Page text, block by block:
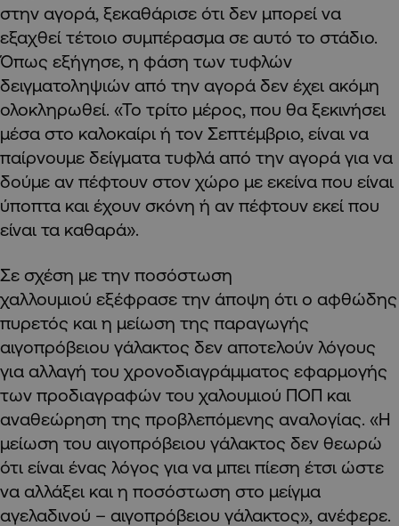
στην αγορά, ξεκαθάρισε ότι δεν μπορεί να
εξαχθεί τέτοιο συμπέρασμα σε αυτό το στάδιο.
Όπως εξήγησε, η φάση των τυφλών
δειγματοληψιών από την αγορά δεν έχει ακόμη
ολοκληρωθεί. «Το τρίτο μέρος, που θα ξεκινήσει
μέσα στο καλοκαίρι ή τον Σεπτέμβριο, είναι να
παίρνουμε δείγματα τυφλά από την αγορά για να
δούμε αν πέφτουν στον χώρο με εκείνα που είναι
ύποπτα και έχουν σκόνη ή αν πέφτουν εκεί που
είναι τα καθαρά».
Σε σχέση με την ποσόστωση
χαλλουμιού εξέφρασε την άποψη ότι ο αφθώδης
πυρετός και η μείωση της παραγωγής
αιγοπρόβειου γάλακτος δεν αποτελούν λόγους
για αλλαγή του χρονοδιαγράμματος εφαρμογής
των προδιαγραφών του χαλουμιού ΠΟΠ και
αναθεώρηση της προβλεπόμενης αναλογίας. «Η
μείωση του αιγοπρόβειου γάλακτος δεν θεωρώ
ότι είναι ένας λόγος για να μπει πίεση έτσι ώστε
να αλλάξει και η ποσόστωση στο μείγμα
αγελαδινού – αιγοπρόβειου γάλακτος», ανέφερε.